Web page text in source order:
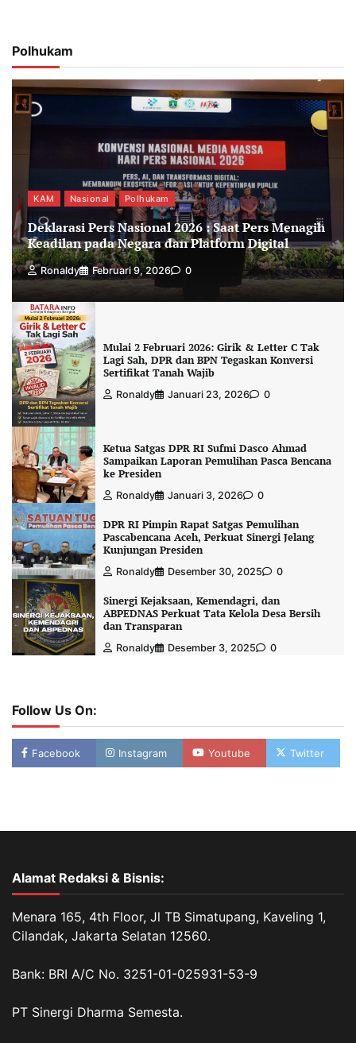
Polhukam
KAM Nasional Polhukam
Deklarasi Pers Nasional 2026 : Saat Pers Menagih
Keadilan pada Negara dan Platform Digital
Ronaldy Februari 9, 2026 0
Mulai 2 Februari 2026: Girik & Letter C Tak
Lagi Sah, DPR dan BPN Tegaskan Konversi
Sertifikat Tanah Wajib
Ronaldy Januari 23, 2026 0
Ketua Satgas DPR RI Sufmi Dasco Ahmad
Sampaikan Laporan Pemulihan Pasca Bencana
ke Presiden
Ronaldy Januari 3, 2026 0
DPR RI Pimpin Rapat Satgas Pemulihan
Pascabencana Aceh, Perkuat Sinergi Jelang
Kunjungan Presiden
Ronaldy Desember 30, 2025 0
Sinergi Kejaksaan, Kemendagri, dan
ABPEDNAS Perkuat Tata Kelola Desa Bersih
dan Transparan
Ronaldy Desember 3, 2025 0
Follow Us On:
Facebook Instagram Youtube Twitter
Alamat Redaksi & Bisnis:
Menara 165, 4th Floor, Jl TB Simatupang, Kaveling 1,
Cilandak, Jakarta Selatan 12560.
Bank: BRI A/C No. 3251-01-025931-53-9
PT Sinergi Dharma Semesta.